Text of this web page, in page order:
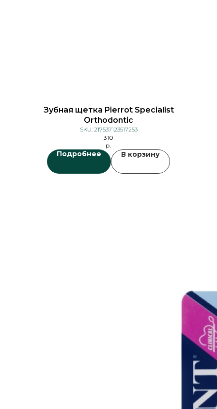
Зубная щеткa Pierrot Specialist
Orthodontiс
SKU: 217537123517253
310
р.
Подробнее В корзину